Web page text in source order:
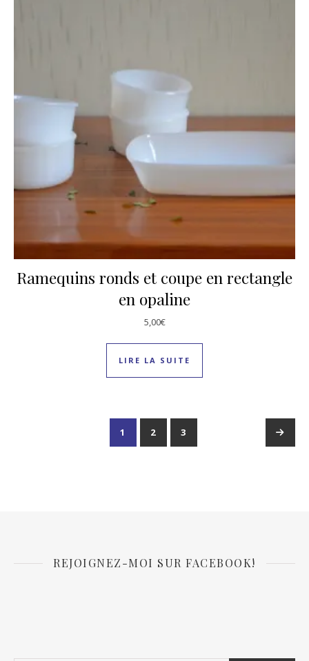
Ramequins ronds et coupe en rectangle
en opaline
5,00€
LIRE LA SUITE
1 2 3
REJOIGNEZ-MOI SUR FACEBOOK!